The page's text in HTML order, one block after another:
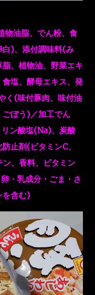
物油脂、でん粉、食
白)、添付調味料(み
、植物油、野菜エキ
塩、酵母エキス、発
く(味付豚肉、味付油
ぼう)／加工でん
ン酸塩(Na)、炭酸
止剤(ビタミンC、
ン、香料、ビタミン
・乳成分・ごま・さ
を含む)